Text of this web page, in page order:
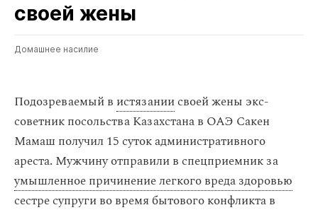
своей жены
Домашнее насилие
Подозреваемый в истязаниисвоей жены экс-
советник посольства Казахстана в ОАЭ Сакен
Мамаш получил 15 суток административного
ареста. Мужчину отправили в спецприемник за
умышленное причинение легкого вреда здоровью
сестре супруги во время бытового конфликта в